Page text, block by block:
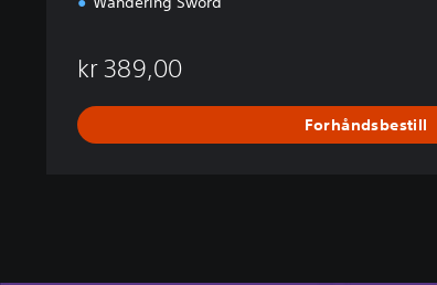
kr 389,00
Forhåndsbestill